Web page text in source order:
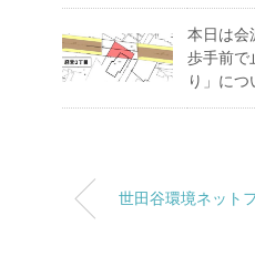
本日は会
歩手前で
り」につ
世田谷環境ネット